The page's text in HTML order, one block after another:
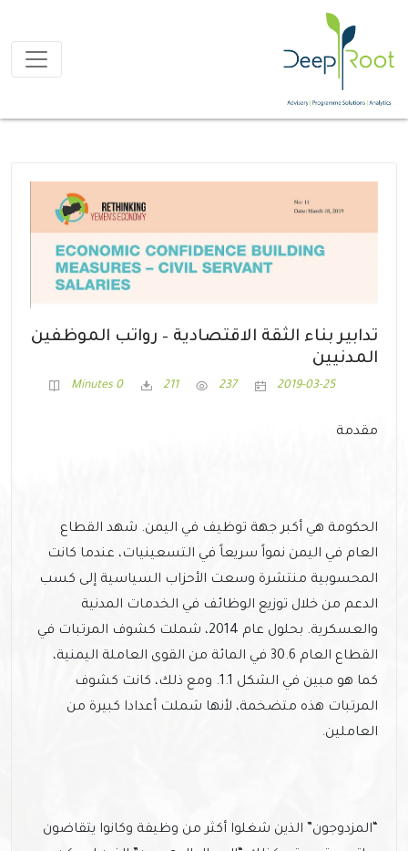
تدابير بناء الثقة الاقتصادية – رواتب الموظفين
المدنيين
2019-03-25
237
211
0 Minutes
مقدمة
الحكومة هي أكبر جهة توظيف في اليمن. شهد القطاع
العام في اليمن نمواً سريعاً في التسعينيات، عندما كانت
المحسوبية منتشرة وسعت الأحزاب السياسية إلى كسب
الدعم من خلال توزيع الوظائف في الخدمات المدنية
والعسكرية. بحلول عام 2014، شملت كشوف المرتبات في
القطاع العام 30.6 في المائة من القوى العاملة اليمنية،
كما هو مبين في الشكل 1.1. ومع ذلك، كانت كشوف
المرتبات هذه متضخمة، لأنها شملت أعدادا كبيرة من
العاملين.
“المزدوجون” الذين شغلوا أكثر من وظيفة وكانوا يتقاضون